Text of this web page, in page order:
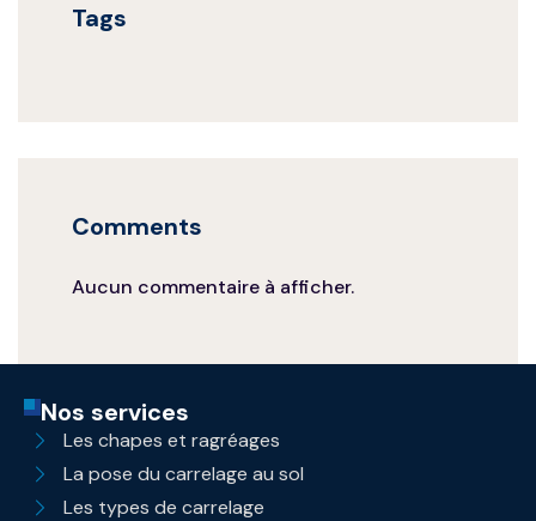
Tags
Comments
Aucun commentaire à afficher.
Nos services
Les chapes et ragréages
La pose du carrelage au sol
Les types de carrelage